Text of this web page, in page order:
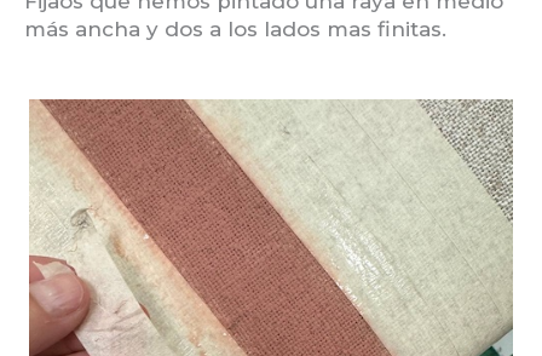
más ancha y dos a los lados mas finitas.